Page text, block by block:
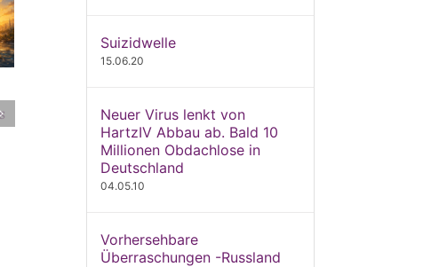
Suizidwelle
15.06.20
Neuer Virus lenkt von
HartzIV Abbau ab. Bald 10
Millionen Obdachlose in
Deutschland
04.05.10
Vorhersehbare
Überraschungen -Russland